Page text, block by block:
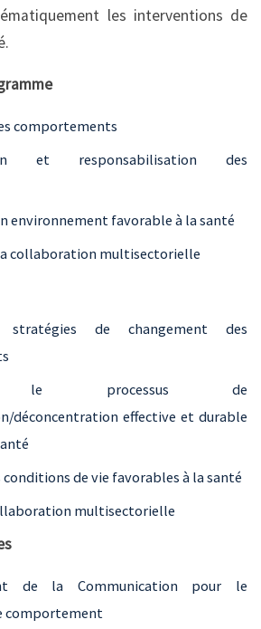
les interventions de
comportements
et responsabilisation des
environnement favorable à la santé
collaboration multisectorielle
stratégies de changement des
le processus de
déconcentration effective et durable
de vie favorables à la santé
multisectorielle
de la Communication pour le
comportement